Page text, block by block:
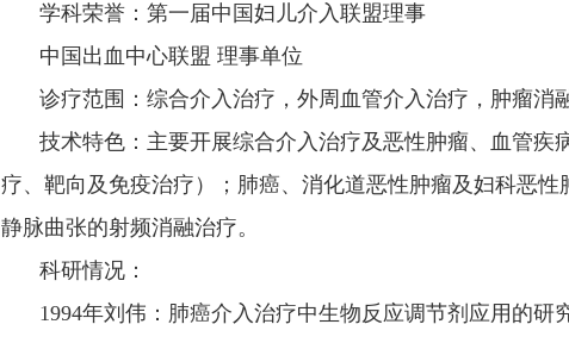
学科荣誉：第一届中国妇儿介入联盟理事
中国出血中心联盟 理事单位
诊疗范围：综合介入治疗，外周血管介入治疗，肿瘤消
技术特色：主要开展综合介入治疗及恶性肿瘤、血管
疗、靶向及免疫治疗）；肺癌、消化道恶性肿瘤及妇科恶
静脉曲张的射频消融治疗。
科研情况：
1994年刘伟：肺癌介入治疗中生物反应调节剂应用的研